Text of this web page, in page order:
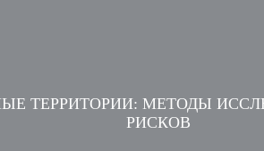
ТЕРРИТОРИИ: МЕТОДЫ
РИСКОВ